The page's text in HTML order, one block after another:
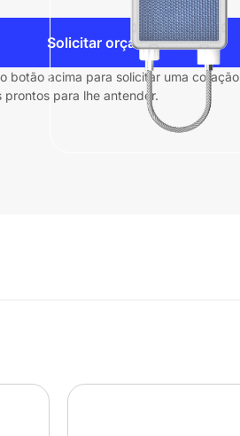
Solicitar orçamento
botão acima para solicitar uma cotação
prontos para lhe antender.